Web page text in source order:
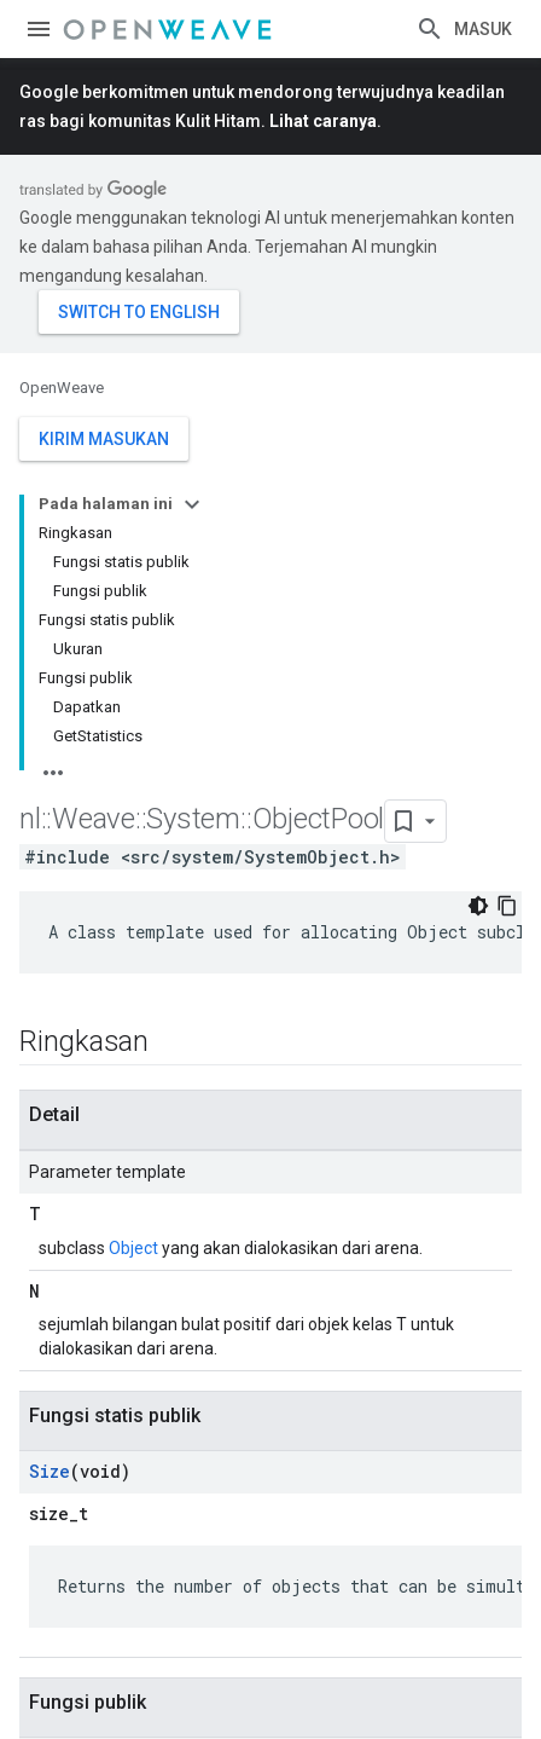
MASUK
Google berkomitmen untuk mendorong terwujudnya keadilan
ras bagi komunitas Kulit Hitam. Lihat caranya.
Google menggunakan teknologi AI untuk menerjemahkan konten
ke dalam bahasa pilihan Anda. Terjemahan AI mungkin
mengandung kesalahan.
OpenWeave
KIRIM MASUKAN
Pada halaman ini
Ringkasan
Fungsi statis publik
Fungsi publik
Fungsi statis publik
Ukuran
Fungsi publik
Dapatkan
GetStatistics
nl ::Weave::System::ObjectPool
#include <src/system/SystemObject.h>
A class template used for allocating Object
Ringkasan
Detail
Parameter template
T
subclass Objectyang akan dialokasikan dari arena.
N
sejumlah bilangan bulat positif dari objek kelas T untuk
dialokasikan dari arena.
Fungsi statis publik
Size(void)
size_t
Returns the number of objects that can be
Fungsi publik